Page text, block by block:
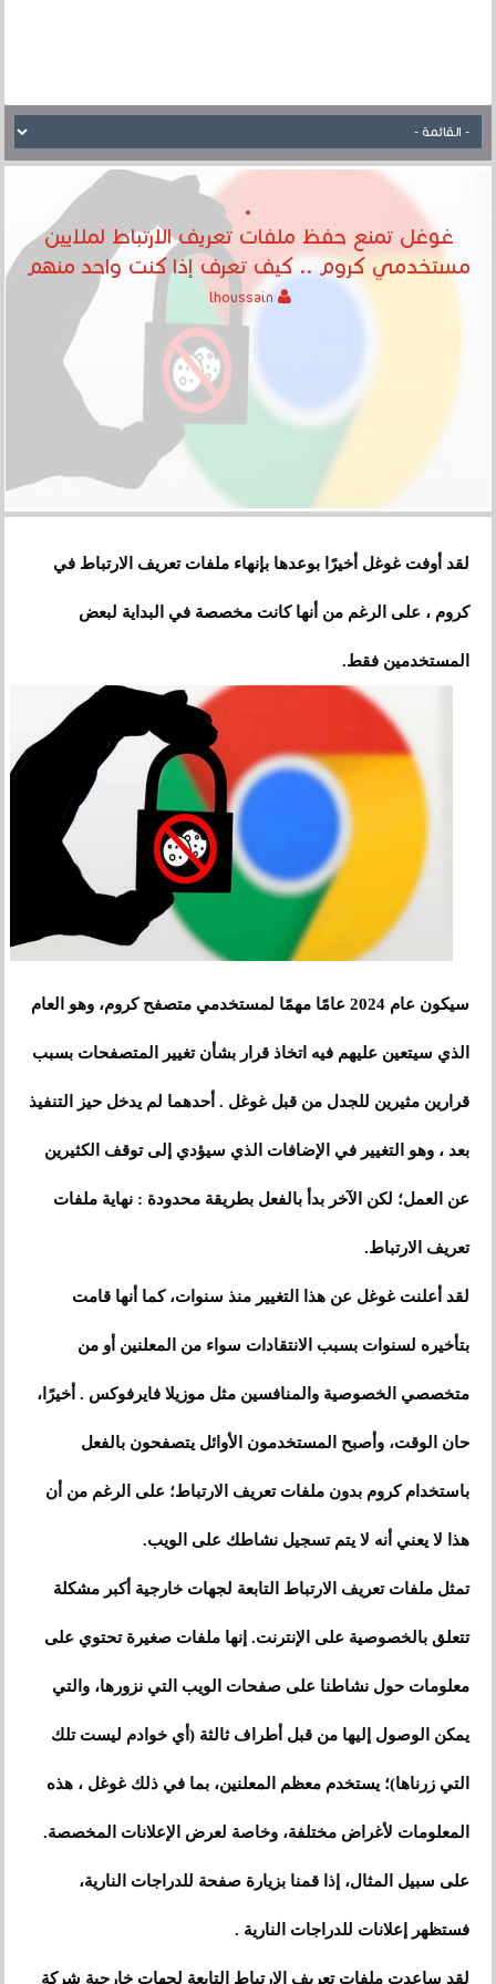
غوغل تمنع حفظ ملفات تعريف الارتباط لملايين
مستخدمي كروم .. كيف تعرف إذا كنت واحد منهم
لقد أوفت غوغل أخيرًا بوعدها بإنهاء ملفات تعريف الارتباط في
كروم ، على الرغم من أنها كانت مخصصة في البداية لبعض
المستخدمين فقط.
سيكون عام 2024 عامًا مهمًا لمستخدمي متصفح كروم، وهو العام
الذي سيتعين عليهم فيه اتخاذ قرار بشأن تغيير المتصفحات بسبب
قرارين مثيرين للجدل من قبل غوغل . أحدهما لم يدخل حيز التنفيذ
بعد ، وهو التغيير في الإضافات الذي سيؤدي إلى توقف الكثيرين
عن العمل؛ لكن الآخر بدأ بالفعل بطريقة محدودة : نهاية ملفات
تعريف الارتباط.
لقد أعلنت غوغل عن هذا التغيير منذ سنوات، كما أنها قامت
بتأخيره لسنوات بسبب الانتقادات سواء من المعلنين أو من
متخصصي الخصوصية والمنافسين مثل موزيلا فايرفوكس . أخيرًا،
حان الوقت، وأصبح المستخدمون الأوائل يتصفحون بالفعل
باستخدام كروم بدون ملفات تعريف الارتباط؛ على الرغم من أن
هذا لا يعني أنه لا يتم تسجيل نشاطك على الويب.
تمثل ملفات تعريف الارتباط التابعة لجهات خارجية أكبر مشكلة
تتعلق بالخصوصية على الإنترنت. إنها ملفات صغيرة تحتوي على
معلومات حول نشاطنا على صفحات الويب التي نزورها، والتي
يمكن الوصول إليها من قبل أطراف ثالثة (أي خوادم ليست تلك
التي زرناها)؛ يستخدم معظم المعلنين، بما في ذلك غوغل ، هذه
المعلومات لأغراض مختلفة، وخاصة لعرض الإعلانات المخصصة.
على سبيل المثال، إذا قمنا بزيارة صفحة للدراجات النارية،
فستظهر إعلانات للدراجات النارية .
لقد ساعدت ملفات تعريف الارتباط التابعة لجهات خارجية شركة